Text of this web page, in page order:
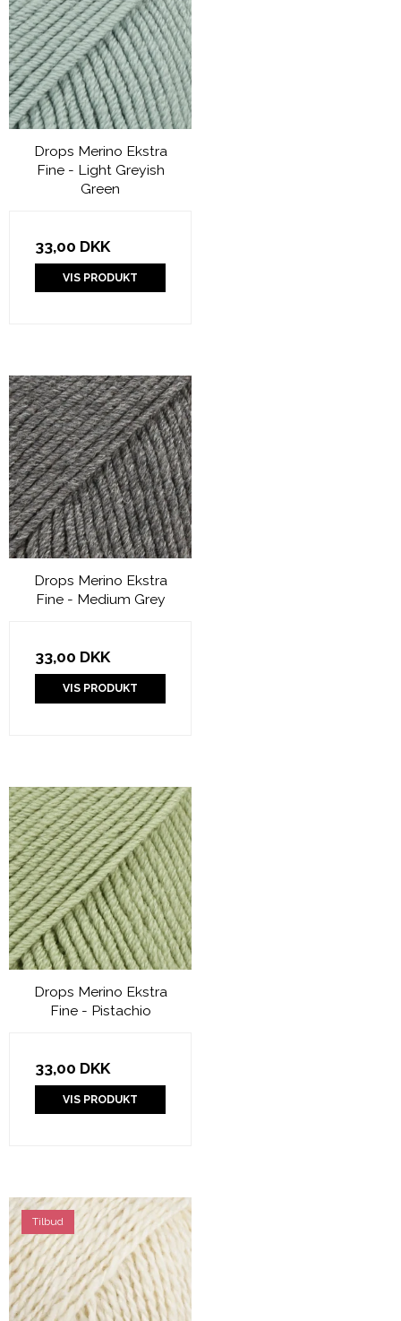
Drops Merino Ekstra
Fine - Light Greyish
Green
33,00 DKK
VIS PRODUKT
Drops Merino Ekstra
Fine - Medium Grey
33,00 DKK
VIS PRODUKT
Drops Merino Ekstra
Fine - Pistachio
33,00 DKK
VIS PRODUKT
Tilbud